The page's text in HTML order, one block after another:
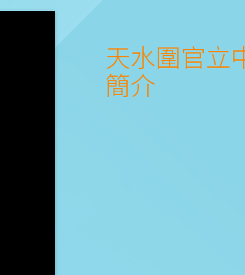
天水圍官立
簡介